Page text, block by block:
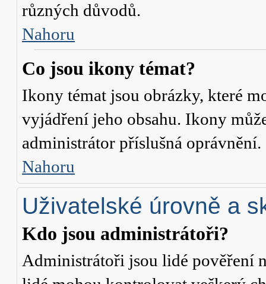
různých důvodů.
Nahoru
Co jsou ikony témat?
Ikony témat jsou obrázky, které
vyjádření jeho obsahu. Ikony
administrátor příslušná oprávnění.
Nahoru
Uživatelské úrovně a
Kdo jsou administrátoři?
Administrátoři jsou lidé pověření